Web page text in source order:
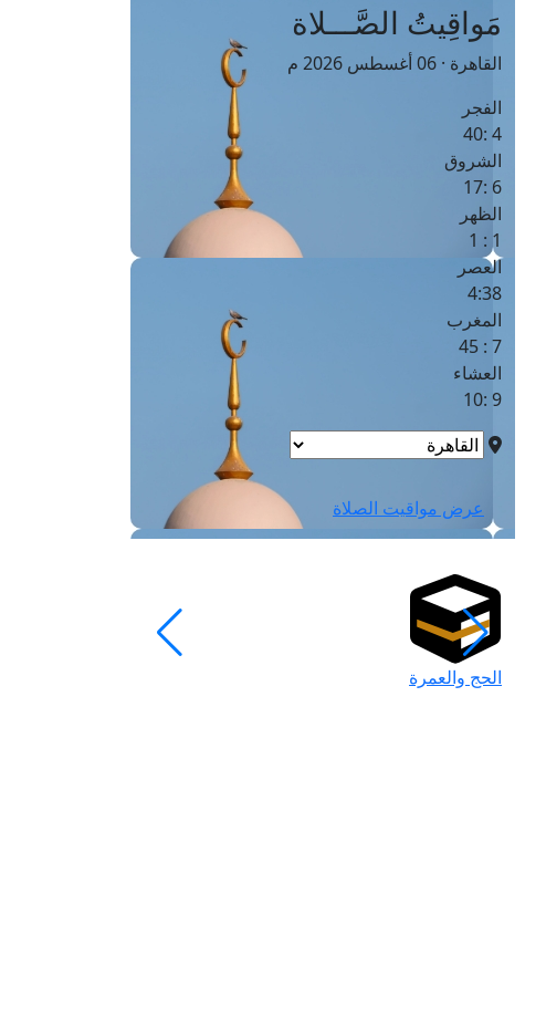
مَواقِيتُ الصَّـــلاة
القاهرة · 06 أغسطس 2026 م
الفجر
4 :40
الشروق
6 :17
الظهر
1 : 1
العصر
4:38
المغرب
7 : 45
العشاء
9 :10
عرض مواقيت الصلاة
الحج والعمرة